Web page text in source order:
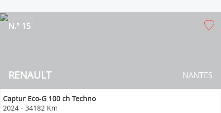
RENAULT
N.° 15
NANTES
Captur Eco-G 100 ch Techno
2024 - 34182 Km